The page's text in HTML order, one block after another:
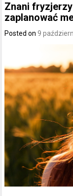
Znani
zaplanować
Posted on9